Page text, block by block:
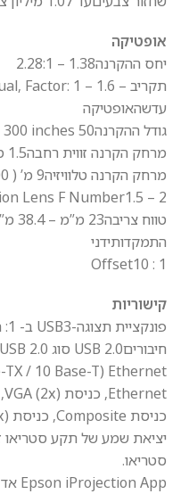
אופטיקה
יחס ההקרנה1.38 – 2.28:1
תקריב – ZOOM Factor: 1 – 1.6
עדשהאופטיקה
גודל ההקרנה50 inches – 300 inches
מרחק הקרנה זווית רחבה1.5 מ’ ( 50 inch screen)
מרחק הקרנה טלוויזיה9 מ’ ( 300 inch screen)
Lens F Number1.5 – 2
טווח צריבה23 מ”מ – 38.4 מ”מ
התמקדותידני
Offset10 : 1
קישוריות
פונקציית תצוגה-USB3 ב- 1: תמונה/עכבר/קול
חיבורים
יציאת שמע של תקע
סטריאו.
Epson iProjection App